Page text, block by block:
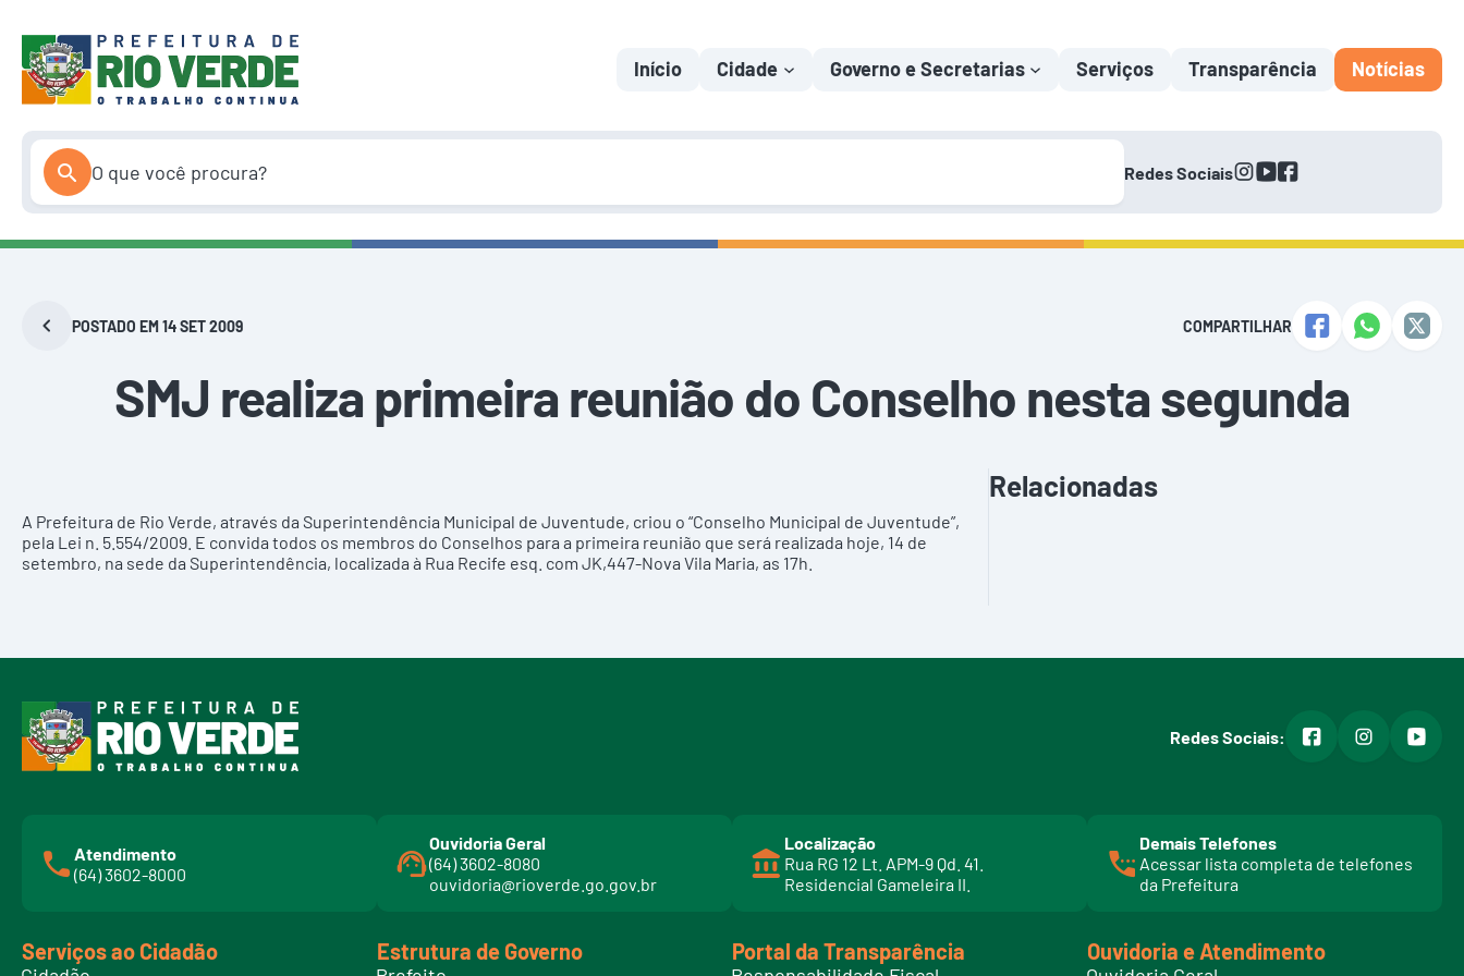
para
conteúdo
Início Cidade Governo e Secretarias Serviços Transparência Notícias
Redes Sociaisinstagram
youtube
facebook
POSTADO EM 14 SET 2009 COMPARTILHAR
SMJ realiza primeira reunião do Conselho nesta segunda
A Prefeitura de Rio Verde, através da Superintendência Municipal de Juventude, criou o “Conselho Municipal de Juventude”,
pela Lei n. 5.554/2009. E convida todos os membros do Conselhos para a primeira reunião que será realizada hoje, 14 de
setembro, na sede da Superintendência, localizada à Rua Recife esq. com JK,447-Nova Vila Maria, as 17h.
Relacionadas
Redes Sociais: facebookinstagram
Atendimento
(64) 3602-8000
Ouvidoria Geral
(64) 3602-8080
ouvidoria@rioverde.go.gov.br
Localização
Rua RG 12 Lt. APM-9 Qd. 41.
Residencial Gameleira II.
Demais Telefones
Acessar lista completa de telefones
da Prefeitura
l
i
t
e
Serviços ao Cidadão Estrutura de Governo Portal da Transparência Ouvidoria e Atendimento